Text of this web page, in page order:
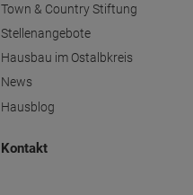
Town & Country Stiftung
Stellenangebote
Hausbau im Ostalbkreis
News
Hausblog
Kontakt